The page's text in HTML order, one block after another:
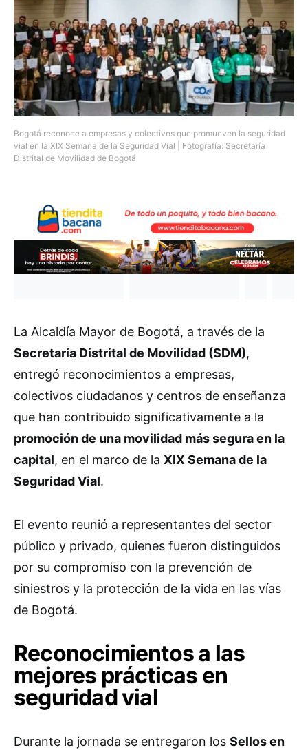
Bogotá reconoce a empresas y colectivos que promueven la seguridad
vial en la XIX Semana de la Seguridad Vial | Fotografía: Secretaría
Distrital de Movilidad de Bogotá
La Alcaldía Mayor de Bogotá, a través de la
Secretaría Distrital de Movilidad (SDM),
entregó reconocimientos a empresas,
colectivos ciudadanos y centros de enseñanza
que han contribuido significativamente a la
promoción de una movilidad más segura en la
capital, en el marco de la XIX Semana de la
Seguridad Vial.
El evento reunió a representantes del sector
público y privado, quienes fueron distinguidos
por su compromiso con la prevención de
siniestros y la protección de la vida en las vías
de Bogotá.
Reconocimientos a las
mejores prácticas en
seguridad vial
Durante la jornada se entregaron los Sellos en